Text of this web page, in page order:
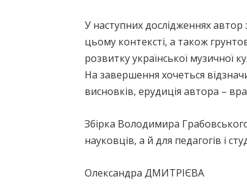
У наступних дослідженнях автор
цьому контексті, а також
розвитку української музичної
На завершення хочеться
висновків, ерудиція автора –
Збірка Володимира
науковців, а й для педагогів і
Олександра ДМИТРІЄВА